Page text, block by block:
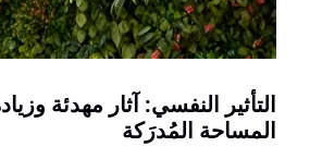
التأثير النفسي: آثار مهدئة
المساحة المُدرَكة